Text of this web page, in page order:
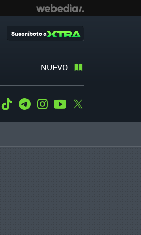
NUEVO
Suscríbete a
WhatsApp
Tiktok TelegramInstagramYoutube